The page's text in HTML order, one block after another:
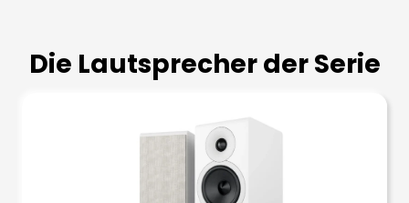
Die Lautsprecher der Serie